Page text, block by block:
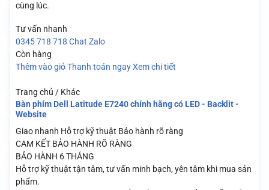
cùng lúc.
Tư vấn nhanh
0345 718 718 Chat Zalo
Còn hàng
Thêm vào giỏ Thanh toán ngay Xem chi tiết
Trang chủ / Khác
Bàn phím Dell Latitude E7240 chính hãng có LED - Backlit -
Website
Giao nhanh Hỗ trợ kỹ thuật Bảo hành rõ ràng
CAM KẾT BẢO HÀNH RÕ RÀNG
BẢO HÀNH 6 THÁNG
Hỗ trợ kỹ thuật tận tâm, tư vấn minh bạch, yên tâm khi mua sản
phẩm.